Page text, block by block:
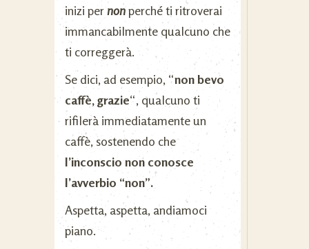
inizi pernonperché ti ritroverai
immancabilmente qualcuno che
ti correggerà.
Se dici, ad esempio, “non bevo
caffè, grazie“, qualcuno ti
rifilerà immediatamente un
caffè, sostenendo che
l’inconscio non conosce
l’avverbio “non”.
Aspetta, aspetta, andiamoci
piano.